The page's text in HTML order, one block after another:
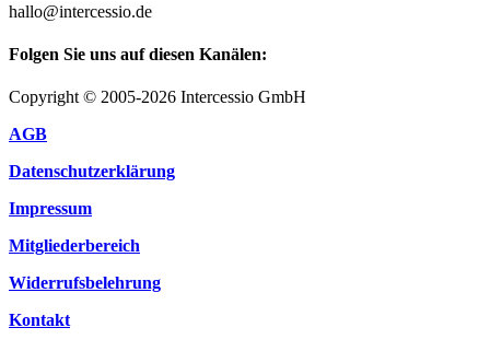
hallo@intercessio.de
Folgen Sie uns auf diesen Kanälen:
Copyright © 2005-2026 Intercessio GmbH
AGB
Datenschutzerklärung
Impressum
Mitgliederbereich
Widerrufsbelehrung
Kontakt